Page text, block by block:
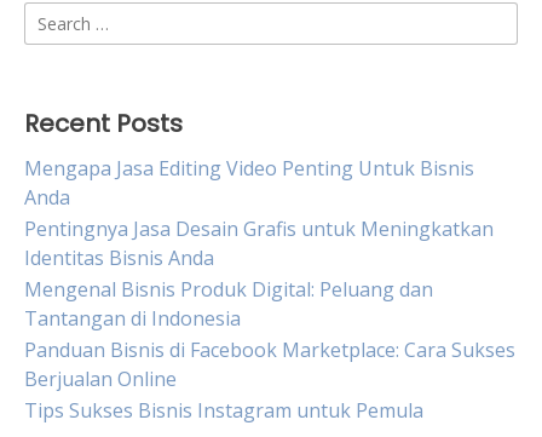
Search
for:
Recent Posts
Mengapa Jasa Editing Video Penting Untuk Bisnis
Anda
Pentingnya Jasa Desain Grafis untuk Meningkatkan
Identitas Bisnis Anda
Mengenal Bisnis Produk Digital: Peluang dan
Tantangan di Indonesia
Panduan Bisnis di Facebook Marketplace: Cara Sukses
Berjualan Online
Tips Sukses Bisnis Instagram untuk Pemula